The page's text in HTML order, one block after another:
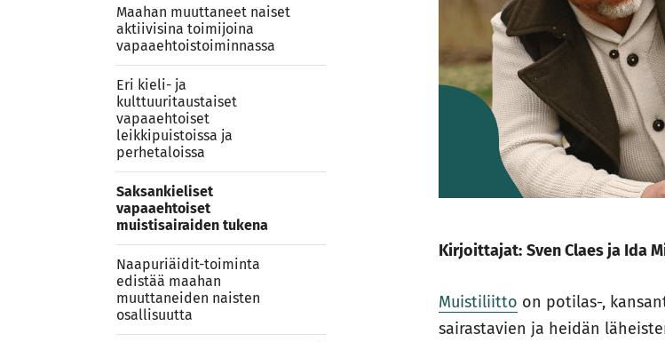
Maahan muuttaneet naiset
aktiivisina toimijoina
vapaaehtoistoiminnassa
Eri kieli- ja
kulttuuritaustaiset
vapaaehtoiset
leikkipuistoissa ja
perhetaloissa
Saksankieliset
vapaaehtoiset
muistisairaiden tukena
Naapuriäidit-toiminta
edistää maahan
muuttaneiden naisten
osallisuutta
Kirjoittajat: Sven Claes ja Ida
Muistiliitto on potilas-,
sairastavien ja heidän